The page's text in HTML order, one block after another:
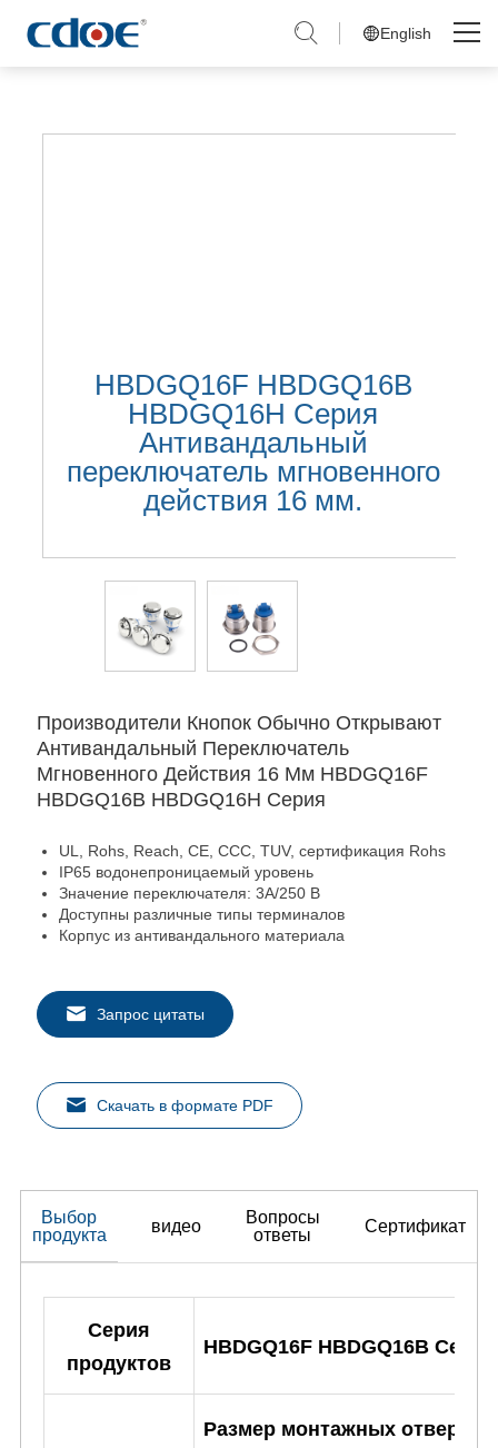
English
Обслуживание и Поддержка
Связаться с нами
HBDGQ16F HBDGQ16B
HBDGQ16H Серия
Антивандальный
переключатель мгновенного
действия 16 мм.
Производители Кнопок Обычно Открывают
Антивандальный Переключатель
Мгновенного Действия 16 Мм HBDGQ16F
HBDGQ16B HBDGQ16H Серия
UL, Rohs, Reach, CE, CCC, TUV, сертификация Rohs
IP65 водонепроницаемый уровень
Значение переключателя: 3А/250 В
Доступны различные типы терминалов
Корпус из антивандального материала
Запрос цитаты
Скачать в формате PDF
Выбор
продукта
видео
Вопросы
ответы
Сертификат
Серия
продуктов
HBDGQ16F HBDGQ16B
Размер монтажных